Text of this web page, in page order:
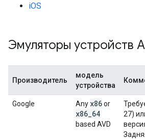
iOS
Эмуляторы устройств
Производитель
модель
устройства
Google Any x86or
x86_64
based AVD
27)